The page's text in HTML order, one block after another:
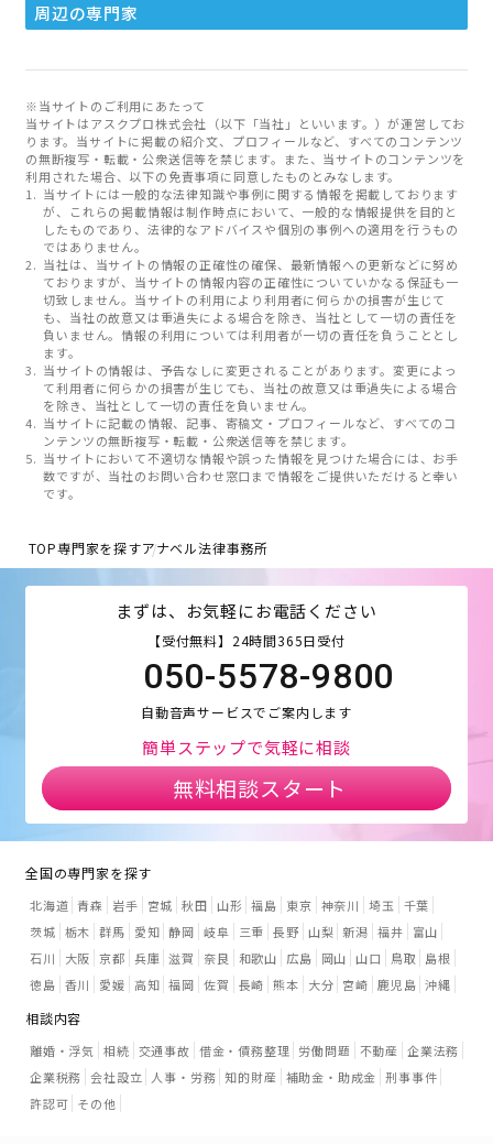
周辺の専門家
※当サイトのご利用にあたって
当サイトはアスクプロ株式会社（以下「当社」といいます。）が運営してお
ります。当サイトに掲載の紹介文、プロフィールなど、すべてのコンテンツ
の無断複写・転載・公衆送信等を禁じます。また、当サイトのコンテンツを
利用された場合、以下の免責事項に同意したものとみなします。
当サイトには一般的な法律知識や事例に関する情報を掲載しております
が、これらの掲載情報は制作時点において、一般的な情報提供を目的と
したものであり、法律的なアドバイスや個別の事例への適用を行うもの
ではありません。
当社は、当サイトの情報の正確性の確保、最新情報への更新などに努め
ておりますが、当サイトの情報内容の正確性についていかなる保証も一
切致しません。当サイトの利用により利用者に何らかの損害が生じて
も、当社の故意又は重過失による場合を除き、当社として一切の責任を
負いません。情報の利用については利用者が一切の責任を負うこととし
ます。
当サイトの情報は、予告なしに変更されることがあります。変更によっ
て利用者に何らかの損害が生じても、当社の故意又は重過失による場合
を除き、当社として一切の責任を負いません。
当サイトに記載の情報、記事、寄稿文・プロフィールなど、すべてのコ
ンテンツの無断複写・転載・公衆送信等を禁じます。
当サイトにおいて不適切な情報や誤った情報を見つけた場合には、お手
数ですが、当社のお問い合わせ窓口まで情報をご提供いただけると幸い
です。
TOP専門家を探すアナベル法律事務所
まずは、お気軽にお電話ください
【受付無料】24時間365日受付
050-5578-9800
自動音声サービスでご案内します
簡単ステップで気軽に相談
無料相談スタート
全国の専門家を探す
北海道 青森 岩手 宮城 秋田 山形 福島 東京 神奈川 埼玉
千葉
茨城 栃木 群馬 愛知 静岡 岐阜 三重 長野 山梨 新潟 福井
富山
石川
大阪 京都 兵庫 滋賀 奈良 和歌山 広島 岡山 山口 鳥取
島根
徳島 香川 愛媛 高知 福岡 佐賀 長崎 熊本 大分 宮崎 鹿児島 沖縄
相談内容
離婚・浮気 相続 交通事故 借金・債務整理 労働問題 不動産 企業法務
企業税務 会社設立 人事・労務 知的財産 補助金・助成金 刑事事件
許認可 その他